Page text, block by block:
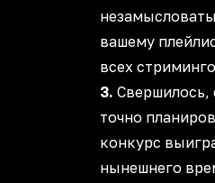
вашему
всех
3. Свершилось,
точно
конкурс
нынешнего